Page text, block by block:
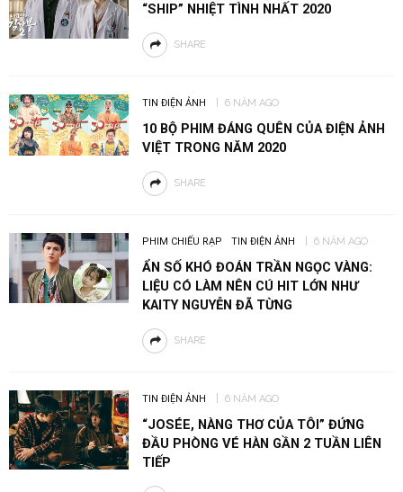
“SHIP” NHIỆT TÌNH NHẤT 2020
SHARE
TIN ĐIỆN ẢNH 6 NĂM AGO
10 BỘ PHIM ĐÁNG QUÊN CỦA ĐIỆN ẢNH
VIỆT TRONG NĂM 2020
SHARE
PHIM CHIẾU RẠP TIN ĐIỆN ẢNH 6 NĂM AGO
ẨN SỐ KHÓ ĐOÁN TRẦN NGỌC VÀNG:
LIỆU CÓ LÀM NÊN CÚ HIT LỚN NHƯ
KAITY NGUYỄN ĐÃ TỪNG
SHARE
TIN ĐIỆN ẢNH 6 NĂM AGO
“JOSÉE, NÀNG THƠ CỦA TÔI” ĐỨNG
ĐẦU PHÒNG VÉ HÀN GẦN 2 TUẦN LIÊN
TIẾP